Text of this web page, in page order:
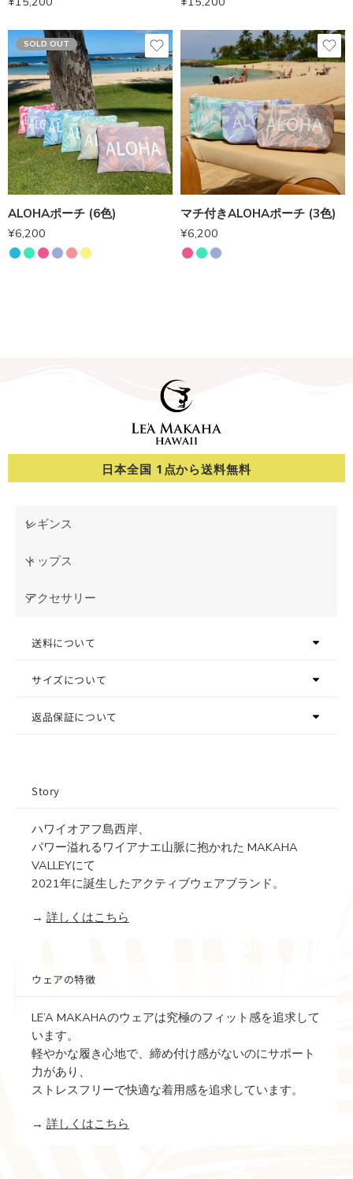
SOLD OUT
ALOHAポーチ (6色)
¥6,200
マチ付きALOHAポーチ (3色)
¥6,200
日本全国 1点から送料無料
レギンス
トップス
アクセサリー
送料について
サイズについて
返品保証について
Story
ハワイオアフ島西岸、
パワー溢れるワイアナエ山脈に抱かれた MAKAHA
VALLEYにて
2021年に誕生したアクティブウェアブランド。
→ 詳しくはこちら
ウェアの特徴
LE’A MAKAHAのウェアは究極のフィット感を追求して
います。
軽やかな履き心地で、締め付け感がないのにサポート
力があり、
ストレスフリーで快適な着用感を追求しています。
→ 詳しくはこちら